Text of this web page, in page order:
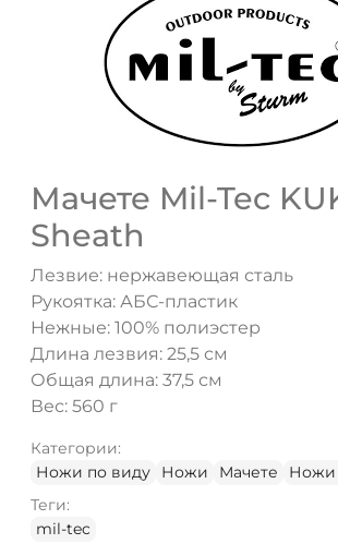
Мачете Mil-Tec
Sheath
Лезвие: нержавеющая сталь
Рукоятка: АБС-пластик
Нежные: 100% полиэстер
Длина лезвия: 25,5 см
Общая длина: 37,5 см
Вес: 560 г
Категории:
Ножи по виду
Ножи Мачете
Ножи
Теги:
mil-tec
ДА НЕТ